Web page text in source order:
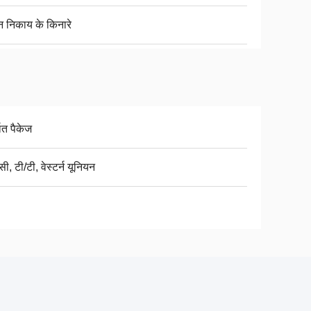
निकाय के किनारे
पैकेज
टी/टी, वेस्टर्न यूनियन